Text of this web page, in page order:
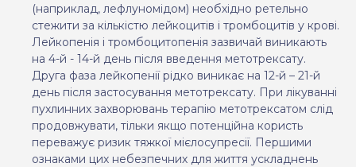
(наприклад, лефлуномідом) необхідно ретельно
стежити за кількістю лейкоцитів і тромбоцитів у крові.
Лейкопенія і тромбоцитопенія зазвичай виникають
на 4-й - 14-й день після введення метотрексату.
Друга фаза лейкопенії рідко виникає на 12-й – 21-й
день після застосування метотрексату. При лікуванні
пухлинних захворювань терапію метотрексатом слід
продовжувати, тільки якщо потенційна користь
переважує ризик тяжкої мієлосупресії. Першими
ознаками цих небезпечних для життя ускладнень